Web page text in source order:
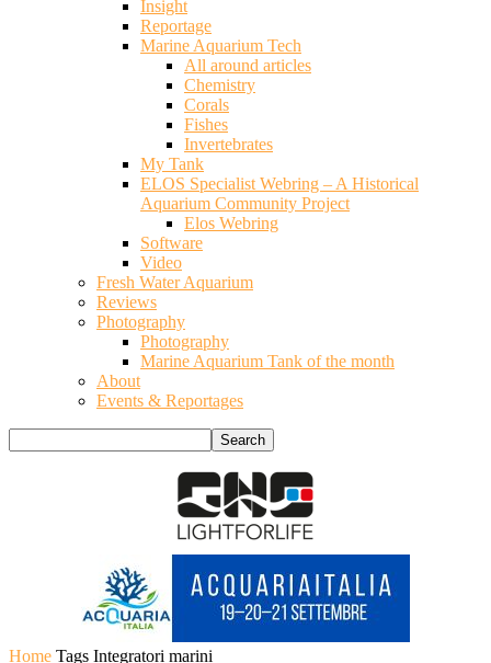
Insight
Reportage
Marine Aquarium Tech
All around articles
Chemistry
Corals
Fishes
Invertebrates
My Tank
ELOS Specialist Webring – A Historical
Aquarium Community Project
Elos Webring
Software
Video
Fresh Water Aquarium
Reviews
Photography
Photography
Marine Aquarium Tank of the month
About
Events & Reportages
Home Tags Integratori marini